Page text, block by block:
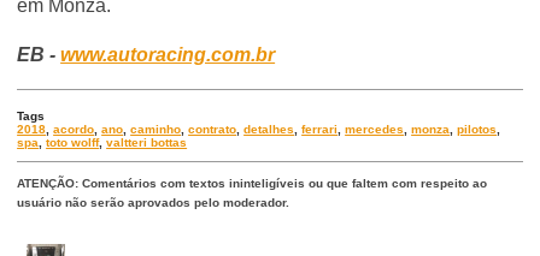
em Monza.
EB -www.autoracing.com.br
Tags
2018 ,acordo ,ano ,caminho ,contrato ,detalhes ,ferrari ,mercedes ,monza ,pilotos
spa
,toto wolff,valtteri bottas
ATENÇÃO: Comentários com textos ininteligíveis ou que faltem com respeito ao
usuário não serão aprovados pelo moderador.